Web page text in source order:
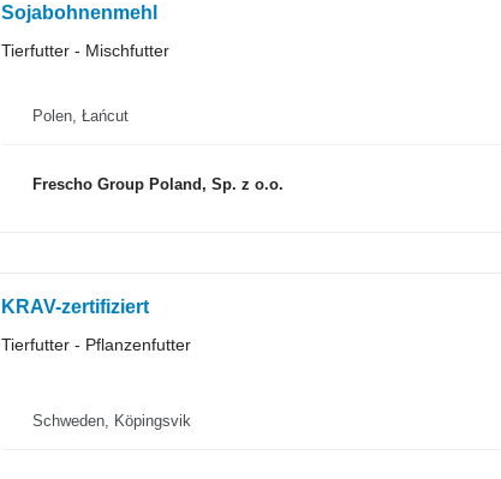
Sojabohnenmehl
Tierfutter - Mischfutter
Polen, Łańcut
Frescho Group Poland, Sp. z o.o.
KRAV-zertifiziert
Tierfutter - Pflanzenfutter
Schweden, Köpingsvik